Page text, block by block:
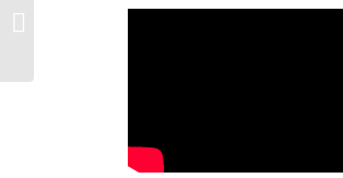
Vegasino Casino: Schritt-für-Schritt-